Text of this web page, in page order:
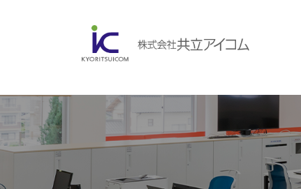
会社案内
Web制作・ホームページ制作
WEB
ホームページ制作・運営